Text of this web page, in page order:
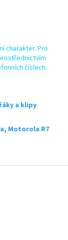
charakter. Pro
číslech.
a klipy
, Motorola R7